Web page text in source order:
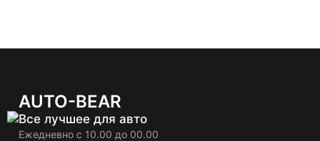
AUTO-BEAR
Все лучшее для авто
Ежедневно с 10.00 до 00.00